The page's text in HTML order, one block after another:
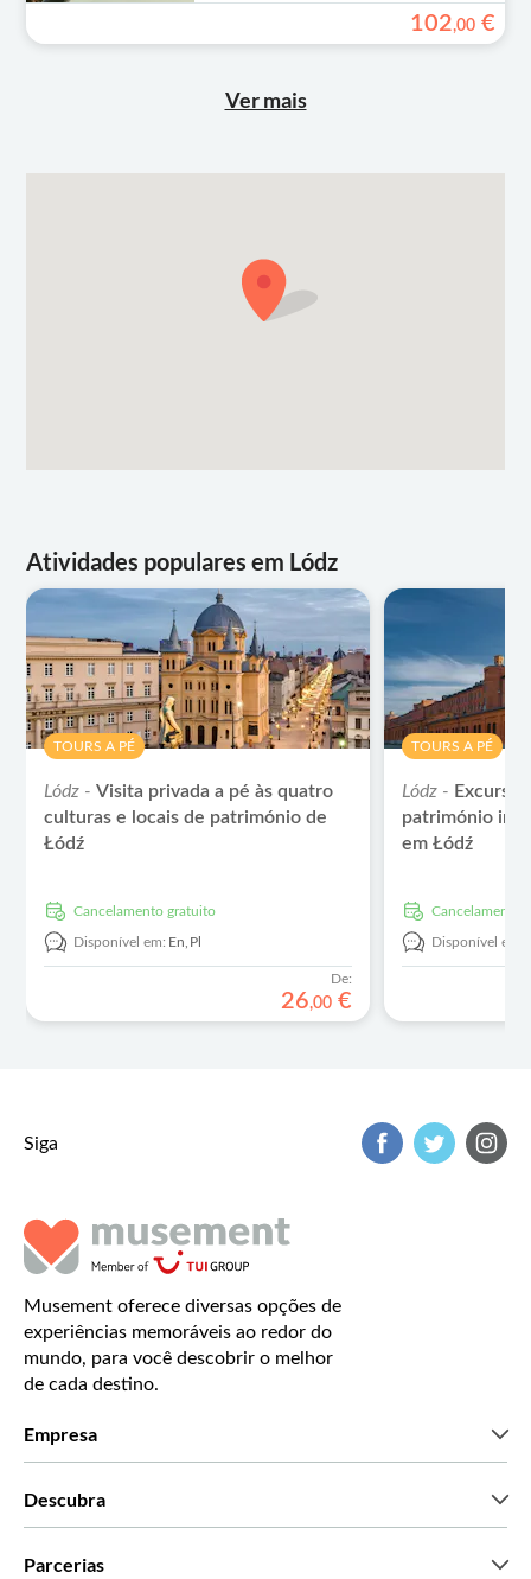
102,00 €
Ver mais
Atividades populares em Lódz
TOURS A PÉ
Lódz -Visita privada a pé às quatro
culturas e locais de património de
Łódź
Cancelamento gratuito
Disponível em: En,Pl
De:
26,00 €
TOURS A PÉ
Lódz -
património
em Łódź
Cancelamento
Disponível em:
Siga
Musement oferece diversas opções de
experiências memoráveis ao redor do
mundo, para você descobrir o melhor
de cada destino.
Empresa
Descubra
Parcerias